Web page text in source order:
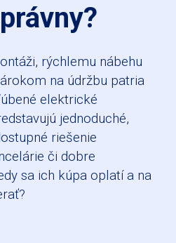
rýchlemu nábehu
na údržbu patria
elektrické
jednoduché,
riešenie
či dobre
sa ich kúpa oplatí a na